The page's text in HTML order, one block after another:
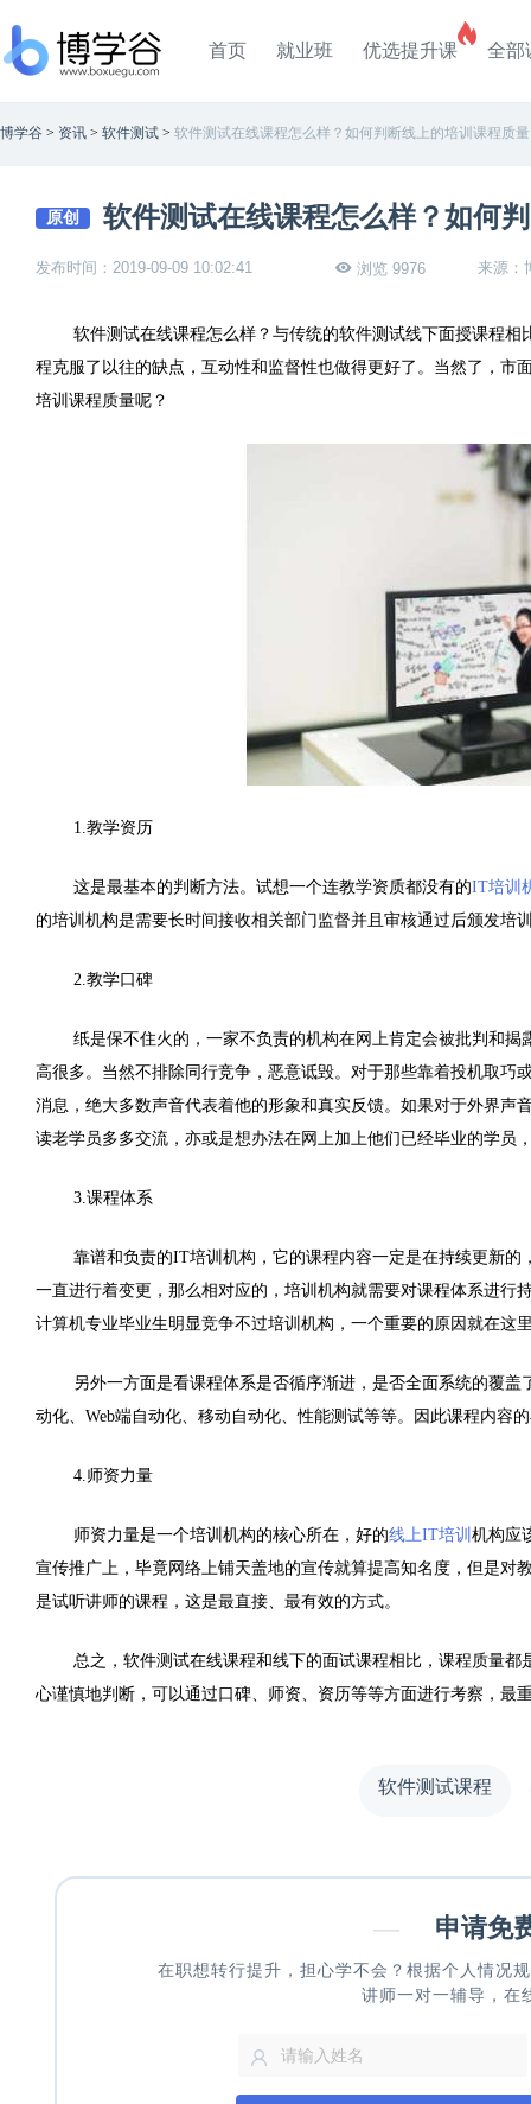
首页 就业班 优选提升课 全部
博学谷 > 资讯 > 软件测试 > 软件测试在线课程怎么样？如何判断线上的培训课程质
原创 软件测试在线课程怎么样？如何
发布时间：2019-09-09 10:02:41 浏览 9976 来源：
软件测试在线课程怎么样？与传统的软件测试线下面授课程
程克服了以往的缺点，互动性和监督性也做得更好了。当然了，
培训课程质量呢？
1.教学资历
这是最基本的判断方法。试想一个连教学资质都没有的IT培训
的培训机构是需要长时间接收相关部门监督并且审核通过后颁发
2.教学口碑
纸是保不住火的，一家不负责的机构在网上肯定会被批判和揭
高很多。当然不排除同行竞争，恶意诋毁。对于那些靠着投机取
消息，绝大多数声音代表着他的形象和真实反馈。如果对于外界
读老学员多多交流，亦或是想办法在网上加上他们已经毕业的学员
3.课程体系
靠谱和负责的IT培训机构，它的课程内容一定是在持续更新
一直进行着变更，那么相对应的，培训机构就需要对课程体系进
计算机专业毕业生明显竞争不过培训机构，一个重要的原因就在这
另外一方面是看课程体系是否循序渐进，是否全面系统的覆
动化、Web端自动化、移动自动化、性能测试等等。因此课程内容
4.师资力量
师资力量是一个培训机构的核心所在，好的线上IT培训 机构应
宣传推广上，毕竟网络上铺天盖地的宣传就算提高知名度，但是
是试听讲师的课程，这是最直接、最有效的方式。
总之，软件测试在线课程和线下的面试课程相比，课程质量
心谨慎地判断，可以通过口碑、师资、资历等等方面进行考察，最
软件测试课程
— 申请免
在职想转行提升，担心学不会？根据个人情况
讲师一对一辅导，在